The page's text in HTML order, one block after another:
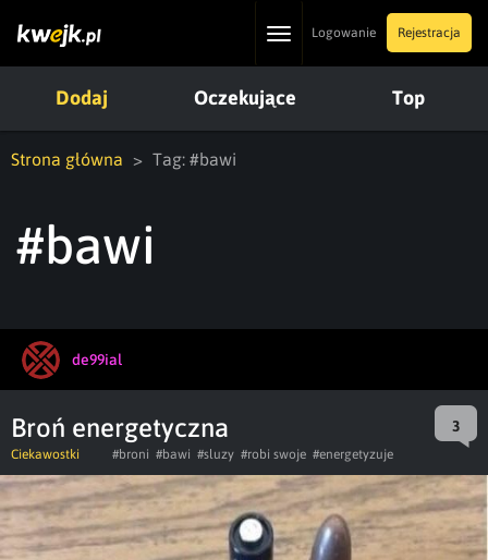
ToggleLogowanie Rejestracja
Dodaj Oczekujące Top
Strona główna Tag: #bawi
#bawi
de99ial
Broń energetyczna 3
Ciekawostki #broni #bawi #sluzy #robi swoje #energetyzuje